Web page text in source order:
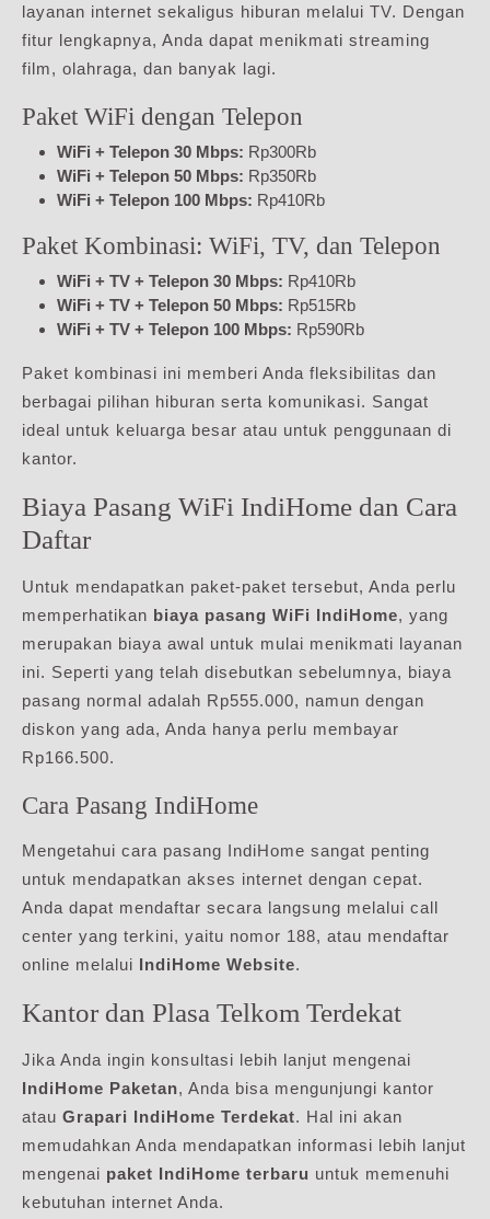
layanan internet sekaligus hiburan melalui TV. Dengan
fitur lengkapnya, Anda dapat menikmati streaming
film, olahraga, dan banyak lagi.
Paket WiFi dengan Telepon
WiFi + Telepon 30 Mbps: Rp300Rb
WiFi + Telepon 50 Mbps: Rp350Rb
WiFi + Telepon 100 Mbps: Rp410Rb
Paket Kombinasi: WiFi, TV, dan Telepon
WiFi + TV + Telepon 30 Mbps: Rp410Rb
WiFi + TV + Telepon 50 Mbps: Rp515Rb
WiFi + TV + Telepon 100 Mbps: Rp590Rb
Paket kombinasi ini memberi Anda fleksibilitas dan
berbagai pilihan hiburan serta komunikasi. Sangat
ideal untuk keluarga besar atau untuk penggunaan di
kantor.
Biaya Pasang WiFi IndiHome dan Cara
Daftar
Untuk mendapatkan paket-paket tersebut, Anda perlu
memperhatikan biaya pasang WiFi IndiHome, yang
merupakan biaya awal untuk mulai menikmati layanan
ini. Seperti yang telah disebutkan sebelumnya, biaya
pasang normal adalah Rp555.000, namun dengan
diskon yang ada, Anda hanya perlu membayar
Rp166.500.
Cara Pasang IndiHome
Mengetahui cara pasang IndiHome sangat penting
untuk mendapatkan akses internet dengan cepat.
Anda dapat mendaftar secara langsung melalui call
center yang terkini, yaitu nomor 188, atau mendaftar
online melalui IndiHome Website.
Kantor dan Plasa Telkom Terdekat
Jika Anda ingin konsultasi lebih lanjut mengenai
IndiHome Paketan, Anda bisa mengunjungi kantor
atau Grapari IndiHome Terdekat. Hal ini akan
memudahkan Anda mendapatkan informasi lebih lanjut
mengenai paket IndiHome terbaru untuk memenuhi
kebutuhan internet Anda.